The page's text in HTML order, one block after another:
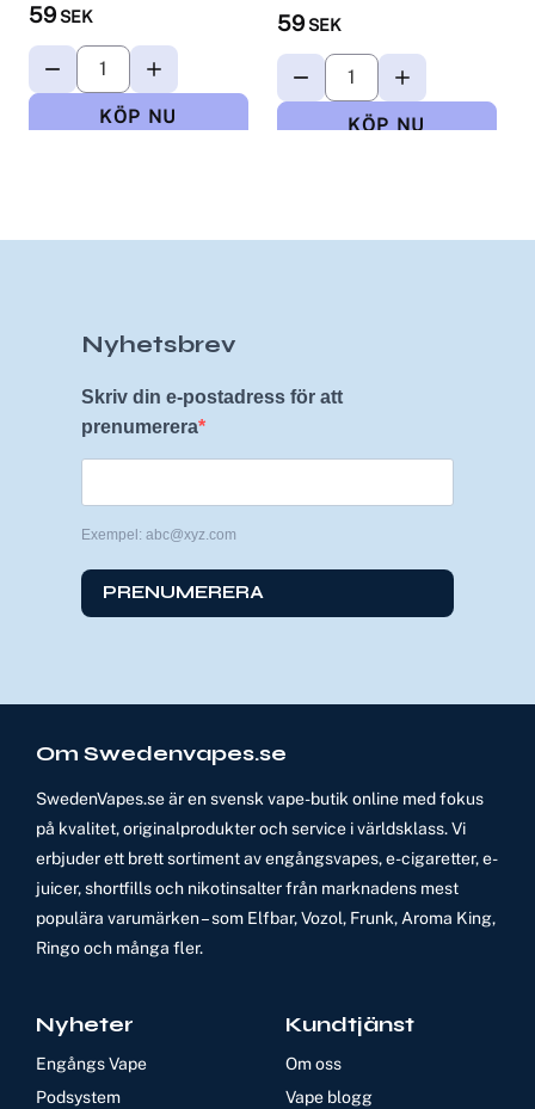
59 SEK 59 SEK
Nyhetsbrev
Skriv din e-postadress för att
prenumerera
Exempel: abc@xyz.com
PRENUMERERA
Om Swedenvapes.se
SwedenVapes.se är en svensk vape-butik online med fokus
på kvalitet, originalprodukter och service i världsklass. Vi
erbjuder ett brett sortiment av engångsvapes, e-cigaretter, e-
juicer, shortfills och nikotinsalter från marknadens mest
populära varumärken – som Elfbar, Vozol, Frunk, Aroma King,
Ringo och många fler.
Nyheter
Engångs Vape
Podsystem
Kundtjänst
Om oss
Vape blogg